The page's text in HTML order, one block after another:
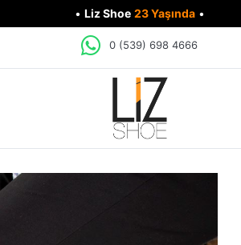
• Liz Shoe 23 Yaşında •
0 (539) 698 4666